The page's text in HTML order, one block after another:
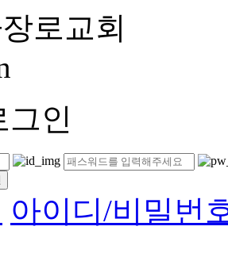
로교회
그인
아이디/비밀번